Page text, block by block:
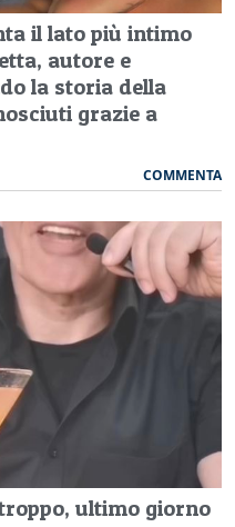
il lato più intimo
autore e
la storia della
grazie a
COMMENTA
ultimo giorno